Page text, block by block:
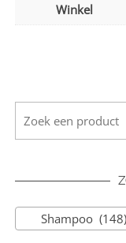
Winkel
Shampoo (148)